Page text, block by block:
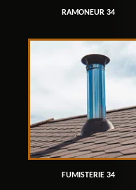
RAMONEUR 34
FUMISTERIE 34